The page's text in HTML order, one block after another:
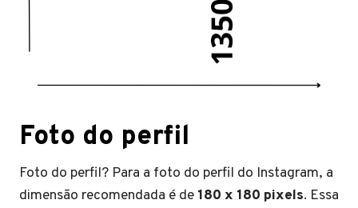
Foto do perfil
Foto do perfil? Para a foto do perfil do Instagram, a
dimensão recomendada é de 180 x 180 pixels. Essa